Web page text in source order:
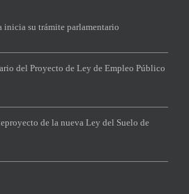
inicia su trámite parlamentario
del Proyecto de Ley de Empleo Público
de la nueva Ley del Suelo de